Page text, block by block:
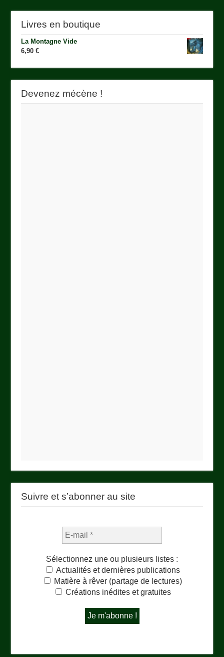
Livres en boutique
La Montagne Vide
6,90€
Devenez mécène !
Suivre et s’abonner au site
Sélectionnez une ou plusieurs listes :
Actualités et dernières publications
Matière à rêver (partage de lectures)
Créations inédites et gratuites